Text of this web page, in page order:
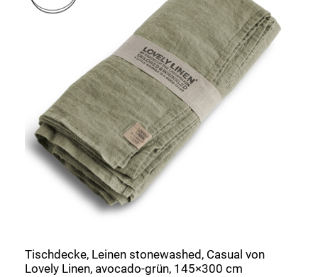
Tischdecke, Leinen stonewashed, Casual von
Lovely Linen, avocado-grün, 145×300 cm